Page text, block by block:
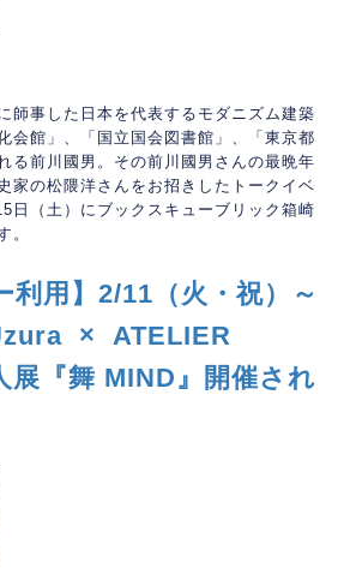
師事した日本を代表するモダニズム建築
会館」、「国立国会図書館」、「東京都
る前川國男。その前川國男さんの最晩年
家の松隈洋さんをお招きしたトークイベ
日（土）にブックスキューブリック箱崎
。
利用】2/11（火・祝）～
× ATELIER
展『舞 MIND』開催され